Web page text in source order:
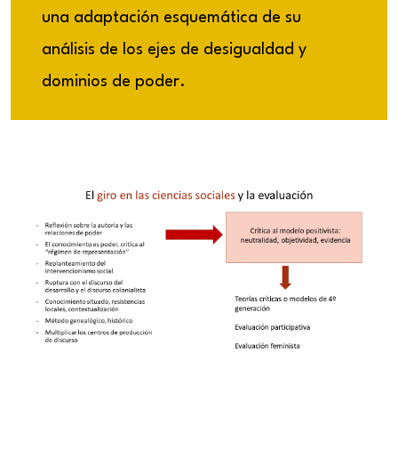
una adaptación esquemática de su
análisis de los ejes de desigualdad y
dominios de poder.